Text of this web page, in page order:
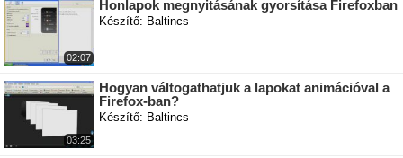
02:07
Honlapok megnyitásának gyorsítása Firefoxban
Készítő: Baltincs
03:25
Hogyan váltogathatjuk a lapokat animációval a
Firefox-ban?
Készítő: Baltincs